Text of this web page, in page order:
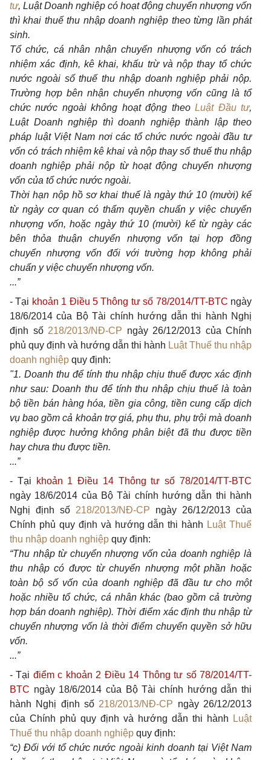
tư, Luật Doanh nghiệp có hoạt động chuyển nhượng vốn
thì khai thuế thu nhập doanh nghiệp theo từng lần phát
sinh.
Tổ chức, cá nhân nhận chuyển nhượng vốn có trách
nhiệm xác định, kê khai, khấu trừ và nộp thay tổ chức
nước ngoài số thuế thu nhập doanh nghiệp phải nộp.
Trường hợp bên nhận chuyển nhượng vốn cũng là tổ
chức nước ngoài không hoạt động theoLuật Đầu tư,
Luật Doanh nghiệp thì doanh nghiệp thành lập theo
pháp luật Việt Nam nơi các tổ chức nước ngoài đầu tư
vốn có trách nhiệm kê khai và nộp thay số thuế thu nhập
doanh nghiệp phải nộp từ hoạt động chuyển nhượng
vốn của tổ chức nước ngoài.
Thời hạn nộp hồ sơ khai thuế là ngày thứ 10 (mười) kể
từ ngày cơ quan có thẩm quyền chuẩn y việc chuyển
nhượng vốn, hoặc ngày thứ 10 (mười) kể từ ngày các
bên thỏa thuận chuyển nhượng vốn tại hợp đồng
chuyển nhượng vốn đối với trường hợp không phải
chuẩn y việc chuyển nhượng vốn.
...”
- Tại khoản 1 Điều 5 Thông tư số 78/2014/TT-BTC ngày
18/6/2014 của Bộ Tài chính hướng dẫn thi hành Nghị
định số 218/2013/NĐ-CP ngày 26/12/2013 của Chính
phủ quy định và hướng dẫn thi hành Luật Thuế thu nhập
doanh nghiệp quy định:
"1. Doanh thu để tính thu nhập chịu thuế được xác định
như sau: Doanh thu để tính thu nhập chịu thuế là toàn
bộ tiền bán hàng hóa, tiền gia công, tiền cung cấp dịch
vụ bao gồm cả khoản trợ giá, phụ thu, phụ trội mà doanh
nghiệp được hưởng không phân biệt đã thu được tiền
hay chưa thu được tiền.
...”
- Tại
khoản 1 Điều 14 Thông tư số 78/2014/TT-BTC
ngày 18/6/2014 của Bộ Tài chính hướng dẫn thi hành
Nghị định số 218/2013/NĐ-CP ngày 26/12/2013 của
Chính phủ quy định và hướng dẫn thi hành Luật Thuế
thu nhập doanh nghiệp quy định:
“Thu nhập từ chuyển nhượng vốn của doanh nghiệp là
thu nhập có được từ chuyển nhượng một phần hoặc
toàn bộ số vốn của doanh nghiệp đã đầu tư cho một
hoặc nhiều tổ chức, cá nhân khác (bao gồm cả trường
hợp bán doanh nghiệp). Thời điểm xác định thu nhập từ
chuyển nhượng vốn là thời điểm chuyển quyền sở hữu
vốn.
...”
- Tại điểm c khoản 2 Điều 14 Thông tư số 78/2014/TT-
BTC ngày 18/6/2014 của Bộ Tài chính hướng dẫn thi
hành Nghị định số 218/2013/NĐ-CP ngày 26/12/2013
của Chính phủ quy định và hướng dẫn thi hành
Luật
Thuế thu nhập doanh nghiệp quy định:
“c) Đối với tổ chức nước ngoài kinh doanh tại Việt Nam